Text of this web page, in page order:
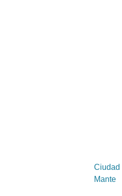
Ciudad
Mante